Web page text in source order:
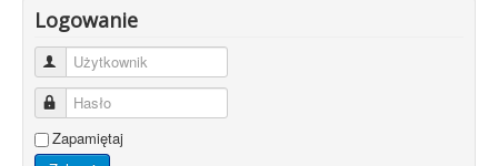
Logowanie
Użytkownik
Hasło
Zapamiętaj